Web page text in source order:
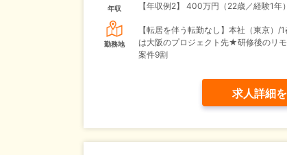
年収
【年収例2】
400万円（22歳／経験1年）
勤務地
【転居を伴う転勤なし】本社（東京）/
は大阪のプロジェクト先★研修後のリ
案件9割
求人詳細